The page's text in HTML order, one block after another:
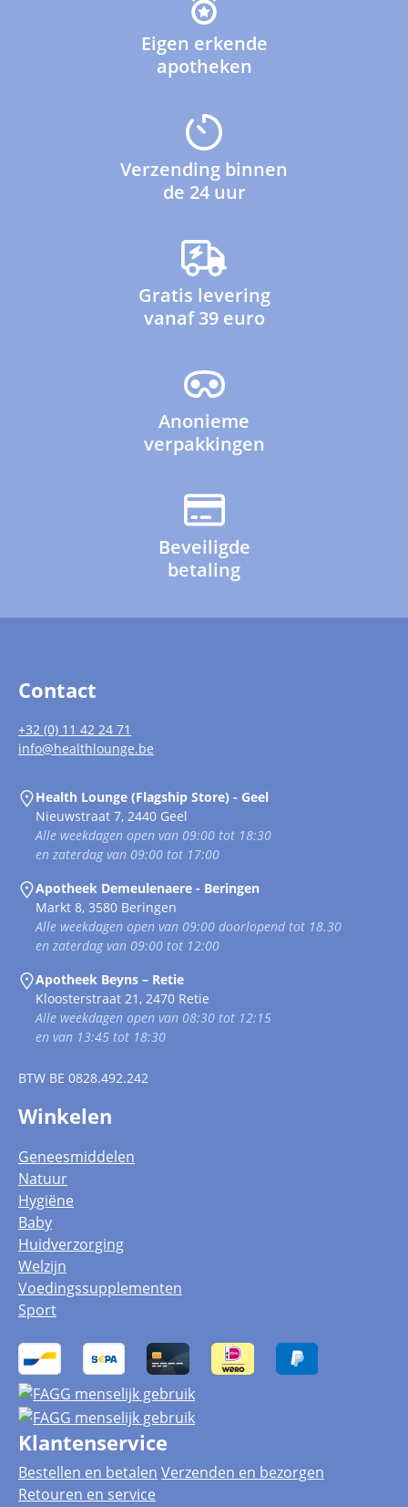
Eigen erkende
apotheken
Verzending binnen
de 24 uur
Gratis levering
vanaf 39 euro
Anonieme
verpakkingen
Beveiligde
betaling
Contact
+32 (0) 11 42 24 71
info@healthlounge.be
Health Lounge (Flagship Store) - Geel
Nieuwstraat 7, 2440 Geel
Alle weekdagen open van 09:00 tot 18:30
en zaterdag van 09:00 tot 17:00
Apotheek Demeulenaere - Beringen
Markt 8, 3580 Beringen
Alle weekdagen open van 09:00 doorlopend tot 18.30
en zaterdag van 09:00 tot 12:00
Apotheek Beyns – Retie
Kloosterstraat 21, 2470 Retie
Alle weekdagen open van 08:30 tot 12:15
en van 13:45 tot 18:30
BTW BE 0828.492.242
Winkelen
Geneesmiddelen
Natuur
Hygiëne
Baby
Huidverzorging
Welzijn
Voedingssupplementen
Sport
Klantenservice
Bestellen en betalen Verzenden en bezorgen
Retouren en service